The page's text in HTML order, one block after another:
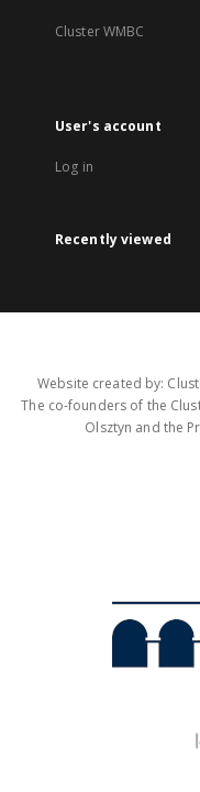
Cluster WMBC
User's account
Log in
Recently viewed
Website created by:
The co-founders of the
Olsztyn and the